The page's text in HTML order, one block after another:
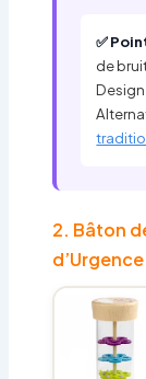
✅
de
Design
2. Bâton
d’Urgence